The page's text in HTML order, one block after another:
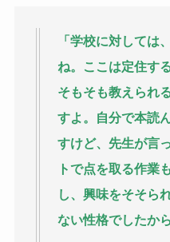
「学校に対しては
ね。ここは定住す
そもそも教えられ
すよ。自分で本読
すけど、先生が言
トで点を取る作業
し、興味をそそら
ない性格でしたから